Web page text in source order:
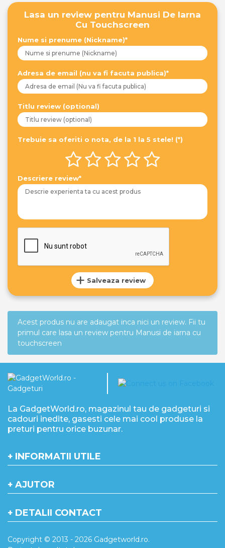
Lasa un review pentru Manusi De Iarna
Cu Touchscreen
Nume si prenume (Nickname)*
Adresa de email (nu va fi facuta publica)*
Titlu review (optional)
Trebuie sa oferiti o nota, de la 1 la 5 stele! (*)
Descriere review*
Salveaza review
Acest produs nu are adaugat inca nici un review. Fii tu
primul care lasa un review pentru Manusi de iarna cu
touchscreen
La GadgetWorld.ro, magazinul tau de gadgeturi si
cadouri inedite, gasesti cele mai cool produse la
preturi pentru orice buzunar.
INFORMATII UTILE
AJUTOR
DETALII CONTACT
Copyright © 2013 - 2026 Gadgetworld.ro.